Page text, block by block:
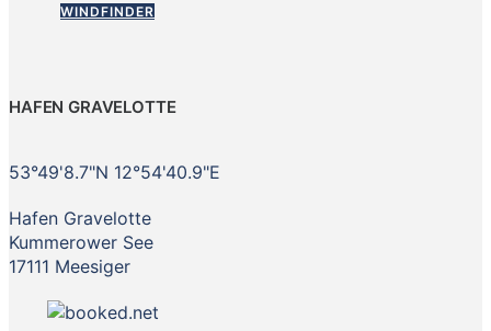
WINDFINDER
HAFEN GRAVELOTTE
53°49'8.7"N 12°54'40.9"E
Hafen Gravelotte
Kummerower See
17111 Meesiger